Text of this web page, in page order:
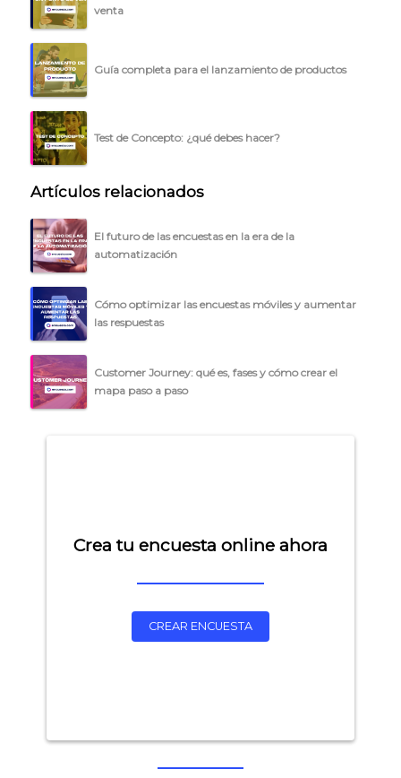
venta
Guía completa para el lanzamiento de productos
Test de Concepto: ¿qué debes hacer?
Artículos relacionados
El futuro de las encuestas en la era de la
automatización
Cómo optimizar las encuestas móviles y aumentar
las respuestas
Customer Journey: qué es, fases y cómo crear el
mapa paso a paso
Crea tu encuesta online ahora
CREAR ENCUESTA